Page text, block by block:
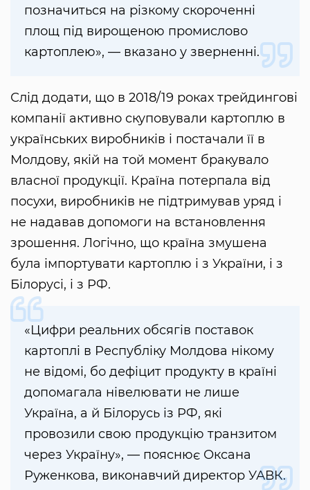
позначиться на різкому скороченні
площ під вирощеною промислово
картоплею», — вказано у зверненні.
Слід додати, що в 2018/19 роках трейдингові
компанії активно скуповували картоплю в
українських виробників і постачали її в
Молдову, якій на той момент бракувало
власної продукції. Країна потерпала від
посухи, виробників не підтримував уряд і
не надавав допомоги на встановлення
зрошення. Логічно, що країна змушена
була імпортувати картоплю і з України, і з
Білорусі, і з РФ.
«Цифри реальних обсягів поставок
картоплі в Республіку Молдова нікому
не відомі, бо дефіцит продукту в країні
допомагала нівелювати не лише
Україна, а й Білорусь із РФ, які
провозили свою продукцію транзитом
через Україну», — пояснює Оксана
Руженкова, виконавчий директор УАВК.